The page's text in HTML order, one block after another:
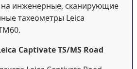
на инженерные, сканирующие
тахеометры Leica
Captivate TS/MS Road